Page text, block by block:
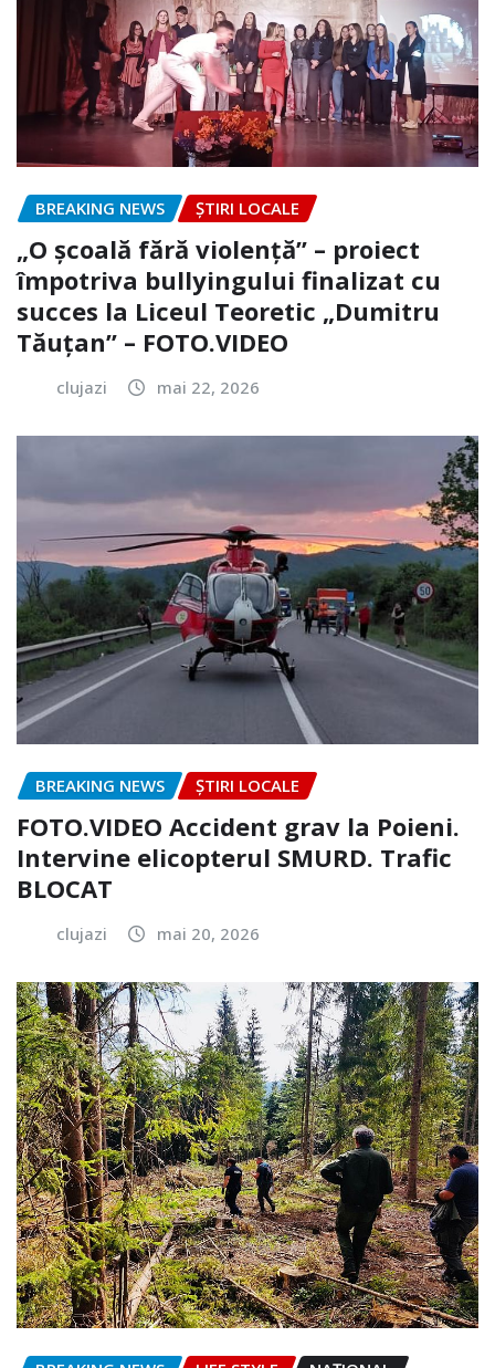
BREAKING NEWS ȘTIRI LOCALE
„O școală fără violență” – proiect
împotriva bullyingului finalizat cu
succes la Liceul Teoretic „Dumitru
Tăuțan” – FOTO.VIDEO
clujazi mai 22, 2026
BREAKING NEWS ȘTIRI LOCALE
FOTO.VIDEO Accident grav la Poieni.
Intervine elicopterul SMURD. Trafic
BLOCAT
clujazi mai 20, 2026